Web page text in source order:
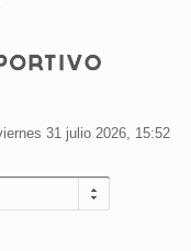
31 julio 2026, 15:52